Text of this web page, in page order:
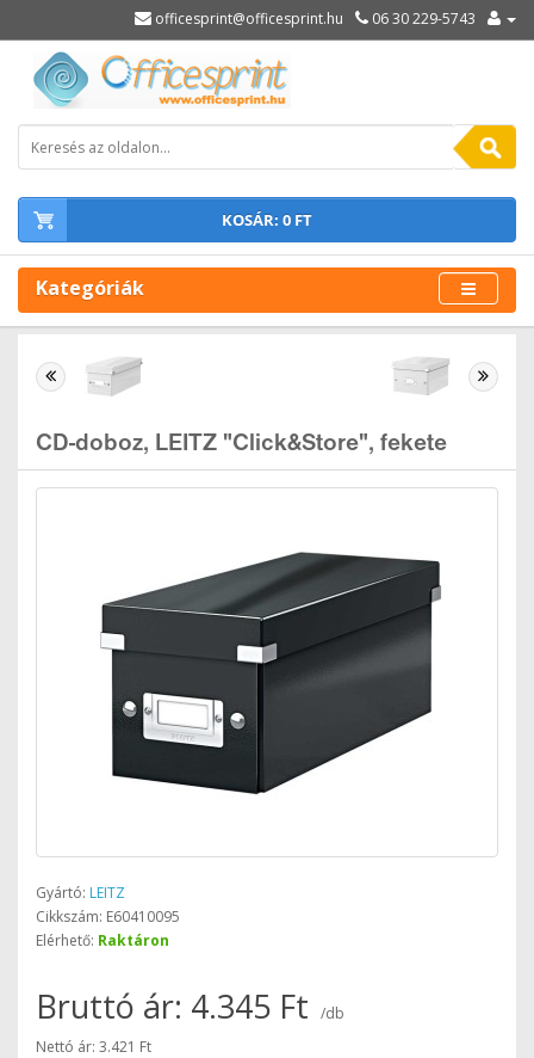
officesprint@officesprint.hu 06 30 229-5743
KOSÁR: 0 FT
Kategóriák
CD-doboz, LEITZ "Click&Store", fekete
Gyártó: LEITZ
Cikkszám: E60410095
Elérhető: Raktáron
Bruttó ár: 4.345 Ft
/db
Nettó ár: 3.421 Ft